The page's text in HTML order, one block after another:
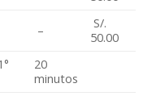
–
S/.
50.00
20
minutos